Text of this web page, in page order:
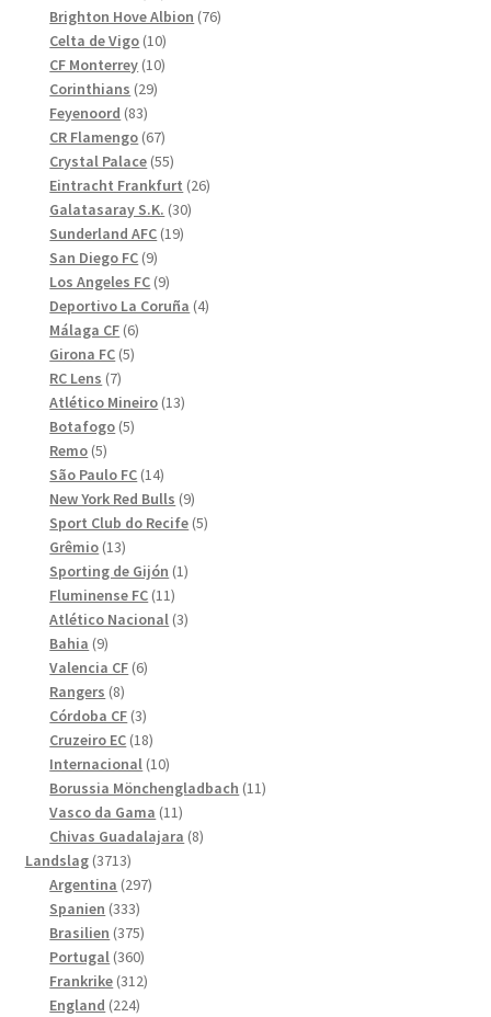
produkter
Brighton Hove Albion 7676
Celta de Vigo 1010
produkter
CF Monterrey 1010
Corinthians 2929
Feyenoord 8383
produkter
CR Flamengo 6767
produkter
Crystal Palace 5555
produkter
Eintracht Frankfurt 2626
Galatasaray S.K. 3030
Sunderland AFC 1919
San Diego FC 99
produkter
Los Angeles FC 99
produkter
Deportivo La Coruña 44
Málaga CF 66
Girona FC 55
RC Lens 77
produkter
Atlético Mineiro 1313
Botafogo 55
Remo 55
produkter
São Paulo FC 1414
produkter
New York Red Bulls 99
produkter
Sport Club do Recife 55
Grêmio 1313
produkter
Sporting de Gijón 11
Fluminense FC 1111
produkter
Atlético Nacional 33
Bahia 99
produkter
Valencia CF 66
Rangers 88
produkter
Córdoba CF 33
produkter
Cruzeiro EC 1818
produkter
Internacional 1010
produkter
Borussia Mönchengladbach 1111
Vasco da Gama 1111
produkter
Chivas Guadalajara 88
Landslag 37133713
produkter
Argentina 297297
Spanien 333333
produkter
Brasilien 375375
produkter
Portugal 360360
produkter
Frankrike 312312
England 224224